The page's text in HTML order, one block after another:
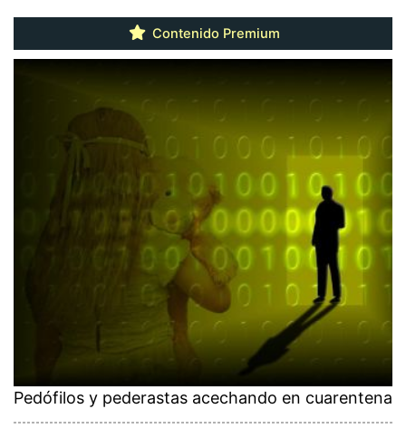
Contenido Premium
Pedófilos y pederastas acechando en cuarentena